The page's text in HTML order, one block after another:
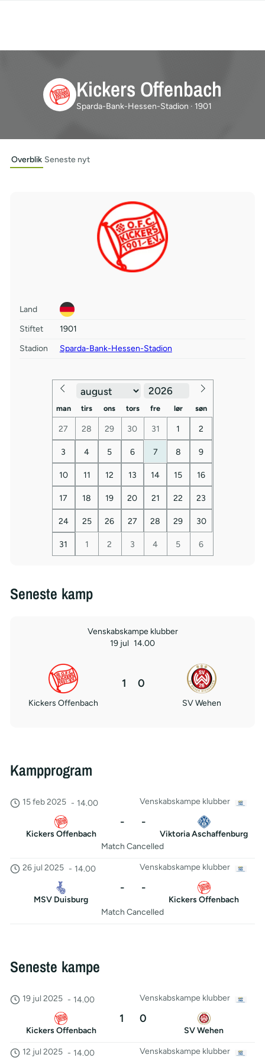
Kickers Offenbach
Sparda-Bank-Hessen-Stadion · 1901
Overblik Seneste nyt
Land
Stiftet
1901
Stadion
Sparda-Bank-Hessen-Stadion
man tirs ons tors fre lør søn
27 28 29 30 31 1 2
3 4 5 6 7 8 9
10 11 12 13 14 15 16
17 18 19 20 21 22 23
24 25 26 27 28 29 30
31 1 2 3 4 5 6
Seneste kamp
Venskabskampe klubber
19 jul 14.00
Kickers Offenbach
1 0
SV Wehen
Kampprogram
Venskabskampe klubber
15 feb 2025 - 14.00
Kickers Offenbach
- -
Viktoria Aschaffenburg
Match Cancelled
Venskabskampe klubber
26 jul 2025 - 14.00
MSV Duisburg
- -
Kickers Offenbach
Match Cancelled
Seneste kampe
Venskabskampe klubber
19 jul 2025 - 14.00
Kickers Offenbach
1 0
SV Wehen
Venskabskampe klubber
12 jul 2025 - 14.00